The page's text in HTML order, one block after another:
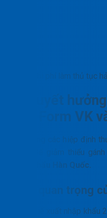
Chi phí làm thủ tục
Bí quyết
C/O Form VK
Tận dụng các hiệp định
trọng để giảm thiểu
nhập khẩu Hàn Quốc.
Tầm quan trọng
Biểu thuế xuất nhập